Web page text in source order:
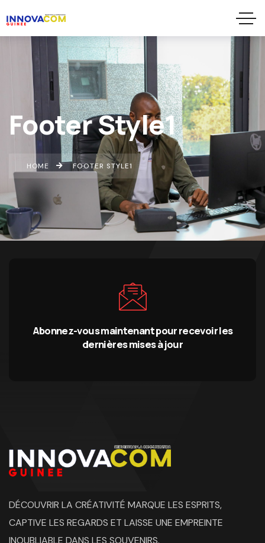
Footer Style1
HOME FOOTER STYLE1
Abonnez-vous maintenant pour recevoir les
dernières mises à jour
DÉCOUVRIR LA CRÉATIVITÉ MARQUE LES ESPRITS,
CAPTIVE LES REGARDS ET LAISSE UNE EMPREINTE
INOUBLIABLE DANS LES SOUVENIRS.